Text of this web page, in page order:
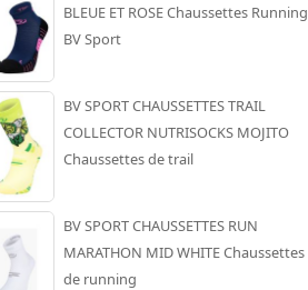
BLEUE ET ROSE Chaussettes Running
BV Sport
BV SPORT CHAUSSETTES TRAIL
COLLECTOR NUTRISOCKS MOJITO
Chaussettes de trail
BV SPORT CHAUSSETTES RUN
MARATHON MID WHITE Chaussettes
de running